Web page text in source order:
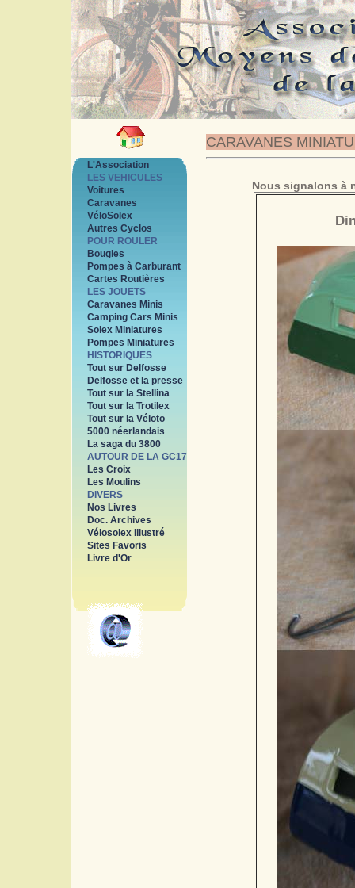
CARAVANES
L'Association
LES VEHICULES
Voitures
Caravanes
VéloSolex
Autres Cyclos
POUR ROULER
Bougies
Pompes à Carburant
Cartes Routières
LES JOUETS
Caravanes Minis
Camping Cars Minis
Solex Miniatures
Pompes Miniatures
HISTORIQUES
Tout sur Delfosse
Delfosse et la presse
Tout sur la Stellina
Tout sur la Trotilex
Tout sur la Véloto
5000 néerlandais
La saga du 3800
AUTOUR DE LA GC17
Les Croix
Les Moulins
DIVERS
Nos Livres
Doc. Archives
Vélosolex Illustré
Sites Favoris
Livre d'Or
Nous signalons à